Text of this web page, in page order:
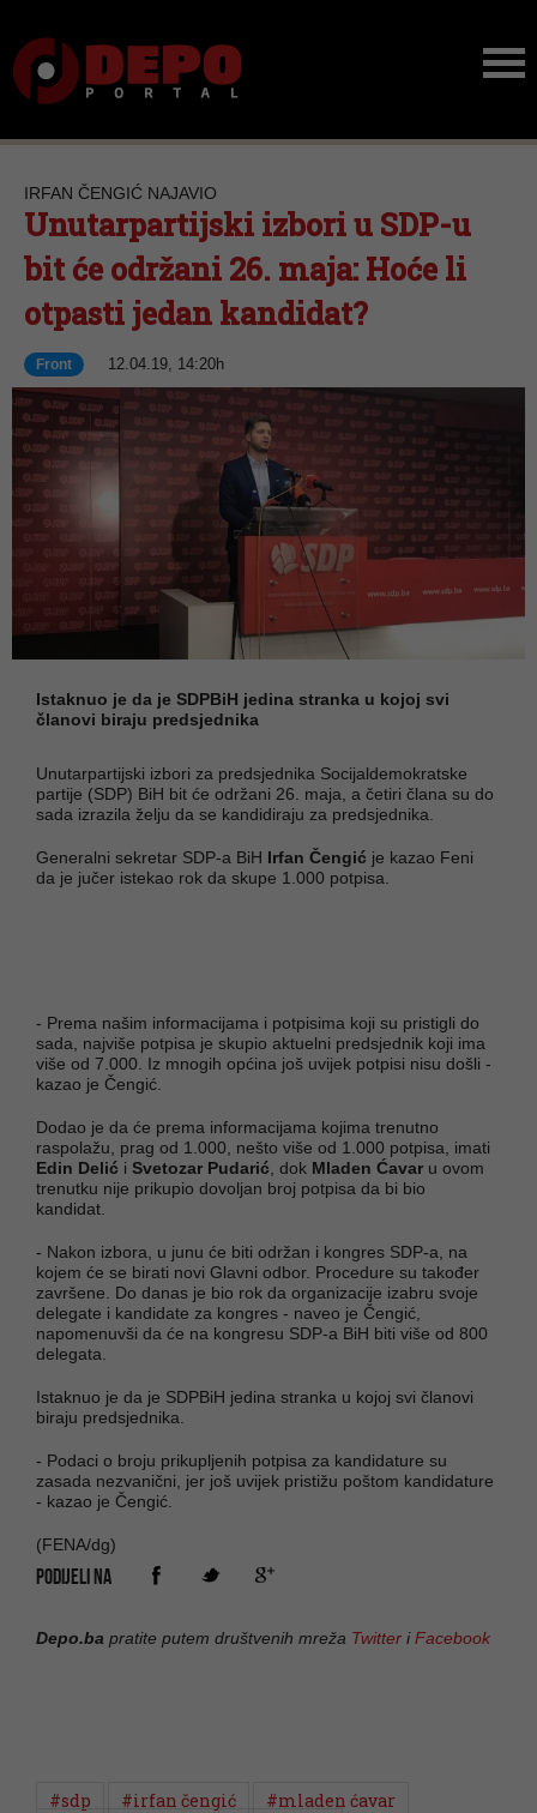
IRFAN ČENGIĆ NAJAVIO
Unutarpartijski izbori u SDP-u
bit će održani 26. maja: Hoće li
otpasti jedan kandidat?
Front 12.04.19, 14:20h
Istaknuo je da je SDPBiH jedina stranka u kojoj svi
članovi biraju predsjednika
Unutarpartijski izbori za predsjednika Socijaldemokratske
partije (SDP) BiH bit će održani 26. maja, a četiri člana su do
sada izrazila želju da se kandidiraju za predsjednika.
Generalni sekretar SDP-a BiH Irfan Čengić je kazao Feni
da je jučer istekao rok da skupe 1.000 potpisa.
- Prema našim informacijama i potpisima koji su pristigli do
sada, najviše potpisa je skupio aktuelni predsjednik koji ima
više od 7.000. Iz mnogih općina još uvijek potpisi nisu došli -
kazao je Čengić.
Dodao je da će prema informacijama kojima trenutno
raspolažu, prag od 1.000, nešto više od 1.000 potpisa, imati
Edin Delić i Svetozar Pudarić , dok Mladen Ćavar u ovom
trenutku nije prikupio dovoljan broj potpisa da bi bio
kandidat.
- Nakon izbora, u junu će biti održan i kongres SDP-a, na
kojem će se birati novi Glavni odbor. Procedure su također
završene. Do danas je bio rok da organizacije izabru svoje
delegate i kandidate za kongres - naveo je Čengić,
napomenuvši da će na kongresu SDP-a BiH biti više od 800
delegata.
Istaknuo je da je SDPBiH jedina stranka u kojoj svi članovi
biraju predsjednika.
- Podaci o broju prikupljenih potpisa za kandidature su
zasada nezvanični, jer još uvijek pristižu poštom kandidature
- kazao je Čengić.
(FENA/dg)
PODIJELI NA
Depo.ba pratite putem društvenih mreža Twitter iFacebook
#sdp #irfan čengić
#mladen ćavar